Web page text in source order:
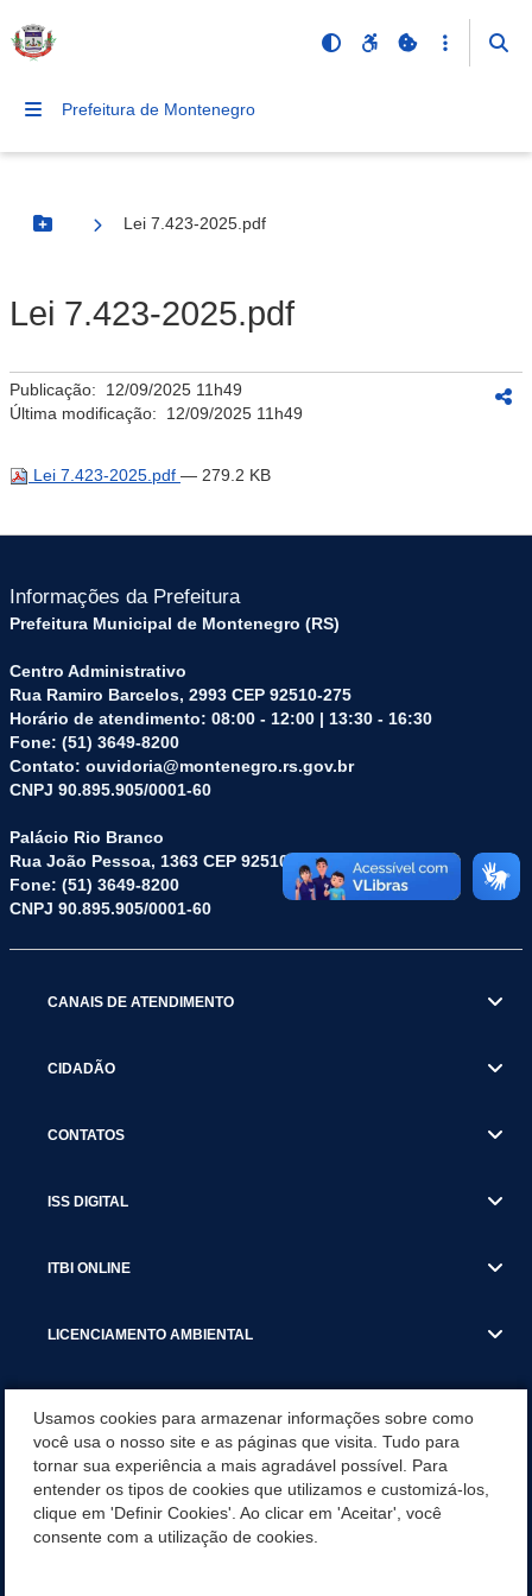
Prefeitura de Montenegro
Botão Menu
Lei 7.423-2025.pdf
Lei 7.423-2025.pdf
Publicação: 12/09/2025 11h49
Última modificação: 12/09/2025 11h49
Lei 7.423-2025.pdf — 279.2 KB
Informações da Prefeitura
Prefeitura Municipal de Montenegro (RS)
Centro Administrativo
Rua Ramiro Barcelos, 2993 CEP 92510-275
Horário de atendimento: 08:00 - 12:00 | 13:30 - 16:30
Fone: (51) 3649-8200
Contato: ouvidoria@montenegro.rs.gov.br
CNPJ 90.895.905/0001-60
Palácio Rio Branco
Rua João Pessoa, 1363 CEP 92510-045
Fone: (51) 3649-8200
CNPJ 90.895.905/0001-60
CANAIS DE ATENDIMENTO
CIDADÃO
CONTATOS
ISS DIGITAL
ITBI ONLINE
LICENCIAMENTO AMBIENTAL
SERVIÇOS
SERVIÇOS DO DEPARTAMENTO DE RECEITA MUNICIPAL
Usamos cookies para armazenar informações sobre como
você usa o nosso site e as páginas que visita. Tudo para
tornar sua experiência a mais agradável possível. Para
entender os tipos de cookies que utilizamos e customizá-los,
clique em 'Definir Cookies'. Ao clicar em 'Aceitar', você
consente com a utilização de cookies.